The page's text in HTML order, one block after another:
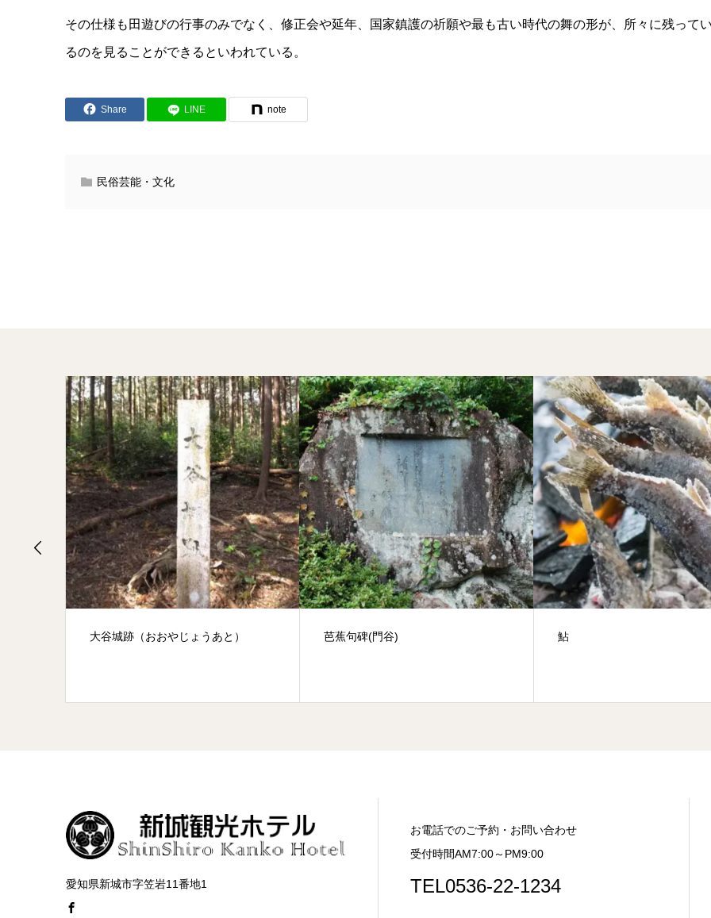
その仕様も田遊びの行事のみでなく、修正会や延年、国家鎮護の祈願や最も古い時代の舞の形が、所々に残ってい
るのを見ることができるといわれている。
Share LINE note
民俗芸能・文化
芭蕉句碑(門谷) 鮎
本日、満開～^^最高の花見びよ
愛知県新城市字笠岩11番地1
お電話でのご予約・お問い合わせ
受付時間AM7:00～PM9:00
TEL0536-22-1234